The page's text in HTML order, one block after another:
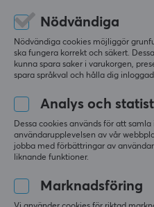
Nej
Belysning
Nej
Nej
Färg
Svart
MÅTT & VIKT
Baserat på 0 recensioner
3
1
Mer från vårt
Nödvändiga
Nödvändiga cookies möjliggör
ska fungera korrekt och säkert.
kunna spara saker i varukorgen,
spara språkval och hålla dig
Analys och
Dessa cookies används för att
användarupplevelsen av vår
jobba med förbättringar av
liknande funktioner.
Marknadsföring